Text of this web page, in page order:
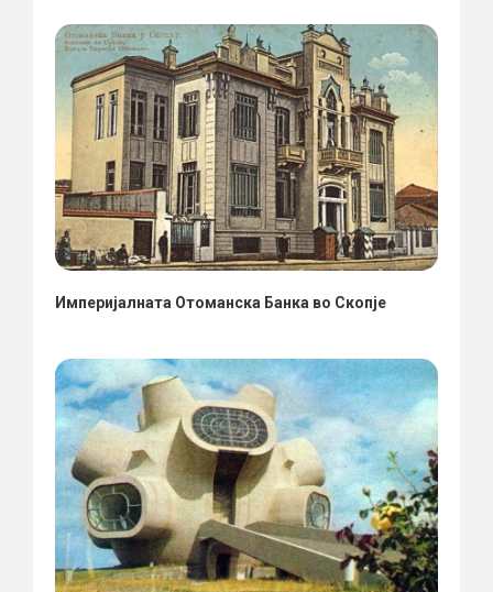
Империјалната Отоманска Банка во Скопје